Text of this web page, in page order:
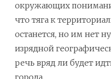
окружающих
что тяга к
останется, но им нет
изрядной
речь вряд ли будет
города.